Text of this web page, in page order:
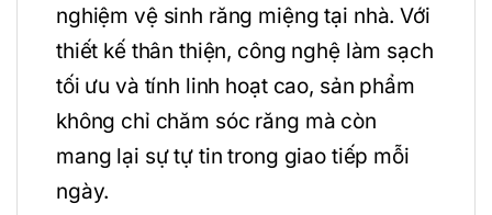
nghiệm vệ sinh răng miệng tại nhà. Với
thiết kế thân thiện, công nghệ làm sạch
tối ưu và tính linh hoạt cao, sản phẩm
không chỉ chăm sóc răng mà còn
mang lại sự tự tin trong giao tiếp mỗi
ngày.